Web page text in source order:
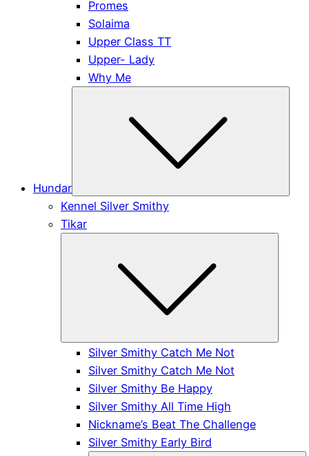
Promes
Solaima
Upper Class TT
Upper- Lady
Why Me
Hundar
Kennel Silver Smithy
Tikar
Silver Smithy Catch Me Not
Silver Smithy Catch Me Not
Silver Smithy Be Happy
Silver Smithy All Time High
Nickname’s Beat The Challenge
Silver Smithy Early Bird